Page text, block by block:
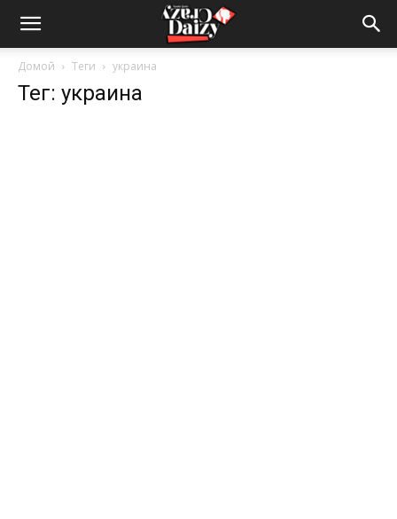
Crazy-
Daizy
Домой Теги украина
Тег: украина